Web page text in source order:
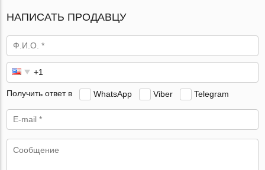
НАПИСАТЬ ПРОДАВЦУ
Получить ответ в WhatsApp Viber Telegram